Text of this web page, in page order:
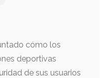
cómo los
deportivas
de sus usuarios